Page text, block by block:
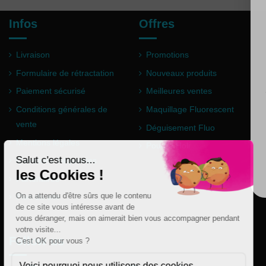
Infos
Livraison
Formulaire de rétractation
Paiement sécurisé
Conditions générales de
vente
Mentions légales
Questions fréquentes
Partenaires
Plan du site
Offres
Promotions
Nouveaux produits
Meilleures ventes
Maquillage Fluorescent
Déguisement Fluo
Poudre Holi
Follow us